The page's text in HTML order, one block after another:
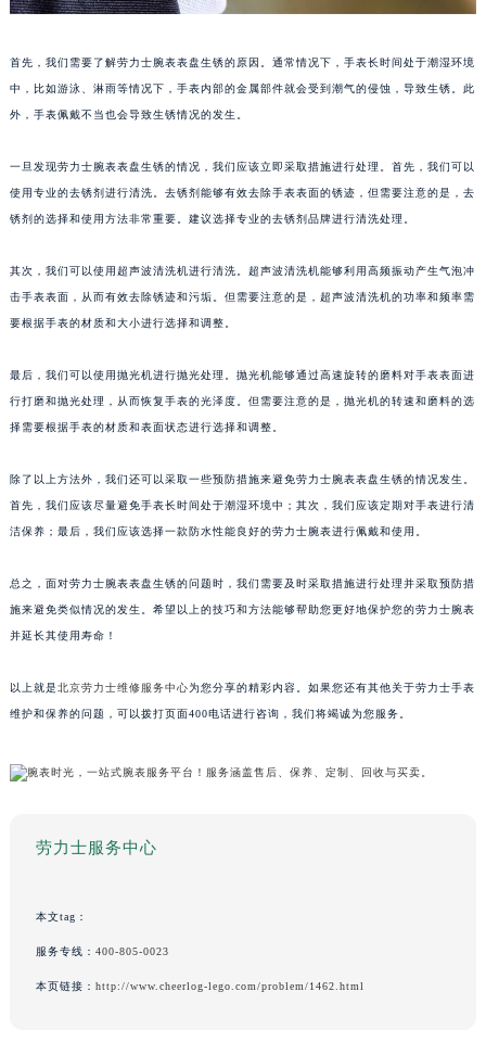
首先，我们需要了解劳力士腕表表盘生锈的原因。通常情况下，手表长时间处于潮湿环境
中，比如游泳、淋雨等情况下，手表内部的金属部件就会受到潮气的侵蚀，导致生锈。此
外，手表佩戴不当也会导致生锈情况的发生。
一旦发现劳力士腕表表盘生锈的情况，我们应该立即采取措施进行处理。首先，我们可以
使用专业的去锈剂进行清洗。去锈剂能够有效去除手表表面的锈迹，但需要注意的是，去
锈剂的选择和使用方法非常重要。建议选择专业的去锈剂品牌进行清洗处理。
其次，我们可以使用超声波清洗机进行清洗。超声波清洗机能够利用高频振动产生气泡冲
击手表表面，从而有效去除锈迹和污垢。但需要注意的是，超声波清洗机的功率和频率需
要根据手表的材质和大小进行选择和调整。
最后，我们可以使用抛光机进行抛光处理。抛光机能够通过高速旋转的磨料对手表表面进
行打磨和抛光处理，从而恢复手表的光泽度。但需要注意的是，抛光机的转速和磨料的选
择需要根据手表的材质和表面状态进行选择和调整。
除了以上方法外，我们还可以采取一些预防措施来避免劳力士腕表表盘生锈的情况发生。
首先，我们应该尽量避免手表长时间处于潮湿环境中；其次，我们应该定期对手表进行清
洁保养；最后，我们应该选择一款防水性能良好的劳力士腕表进行佩戴和使用。
总之，面对劳力士腕表表盘生锈的问题时，我们需要及时采取措施进行处理并采取预防措
施来避免类似情况的发生。希望以上的技巧和方法能够帮助您更好地保护您的劳力士腕表
并延长其使用寿命！
以上就是北京劳力士维修服务中心为您分享的精彩内容。如果您还有其他关于劳力士手表
维护和保养的问题，可以拨打页面400电话进行咨询，我们将竭诚为您服务。
劳力士服务中心
本文tag：
服务专线： 400-805-0023
本页链接： http://www.cheerlog-lego.com/problem/1462.html